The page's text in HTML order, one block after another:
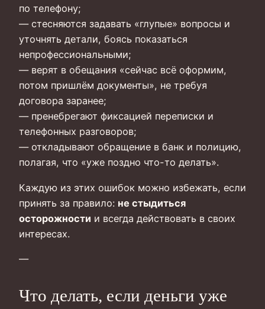
по телефону;
— стесняются задавать «глупые» вопросы и
уточнять детали, боясь показаться
непрофессиональными;
— верят в обещания «сейчас всё оформим,
потом пришлём документы», не требуя
договора заранее;
— пренебрегают фиксацией переписки и
телефонных разговоров;
— откладывают обращение в банк и полицию,
полагая, что «уже поздно что-то делать».
Каждую из этих ошибок можно избежать, если
принять за правило: не стыдиться
осторожности и всегда действовать в своих
интересах.
—
Что делать, если деньги уже